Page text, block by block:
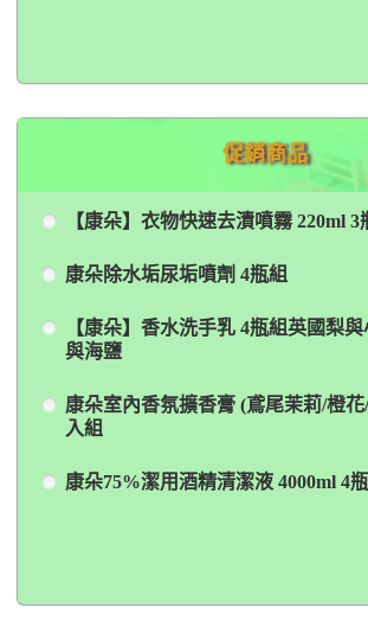
促銷商品
【康朵】衣物快速去漬噴霧 220ml 3
康朵除水垢尿垢噴劑 4瓶組
【康朵】香水洗手乳 4瓶組英國梨
與海鹽
康朵室內香氛擴香膏 (鳶尾茉莉/橙
入組
康朵75%潔用酒精清潔液 4000ml 4